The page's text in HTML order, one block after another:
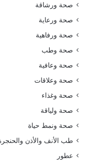
صحة ورشاقة
صحة ورعاية
صحة ورفاهية
صحة وطب
صحة وعافية
صحة وعلاقات
صحة وغذاء
صحة ولياقة
صحة ونمط حياة
طب الأنف والأذن
عطور